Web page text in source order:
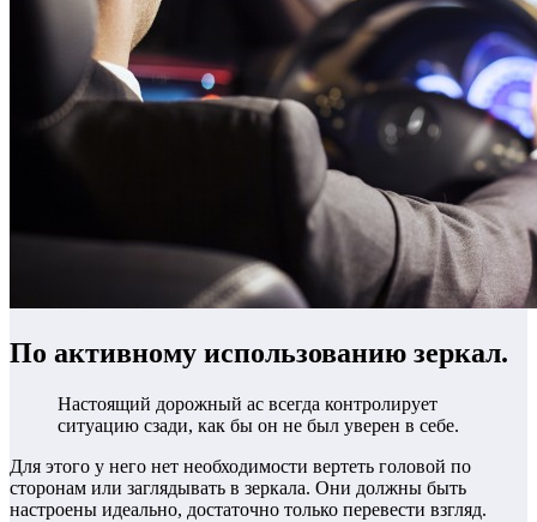
По активному использованию зеркал.
Настоящий дорожный ас всегда контролирует
ситуацию сзади, как бы он не был уверен в себе.
Для этого у него нет необходимости вертеть головой по
сторонам или заглядывать в зеркала. Они должны быть
настроены идеально, достаточно только перевести взгляд.